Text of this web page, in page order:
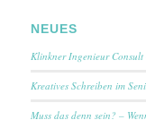
NEUES
Klinkner Ingenieur
Kreatives Schreiben im
Muss das denn sein? –